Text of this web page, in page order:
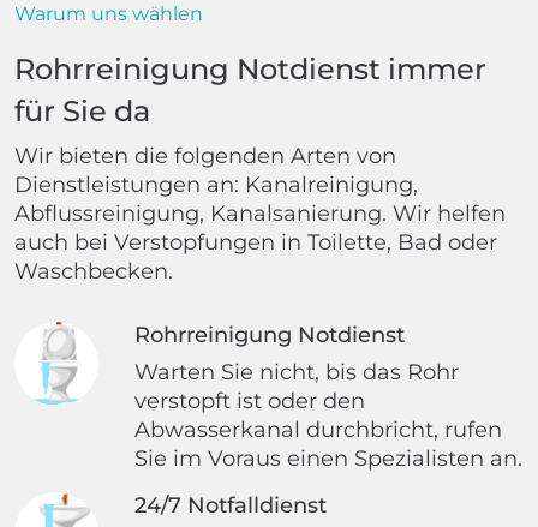
Warum uns wählen
Rohrreinigung Notdienst immer
für Sie da
Wir bieten die folgenden Arten von
Dienstleistungen an: Kanalreinigung,
Abflussreinigung, Kanalsanierung. Wir helfen
auch bei Verstopfungen in Toilette, Bad oder
Waschbecken.
Rohrreinigung Notdienst
Warten Sie nicht, bis das Rohr
verstopft ist oder den
Abwasserkanal durchbricht, rufen
Sie im Voraus einen Spezialisten an.
24/7 Notfalldienst